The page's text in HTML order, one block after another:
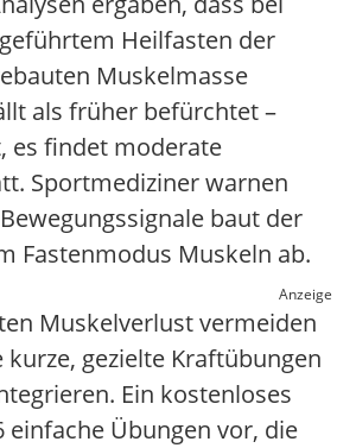
Heilfasten der
Muskelmasse
als früher befürchtet –
es findet moderate
Sportmediziner warnen
baut der
Fastenmodus Muskeln ab.
Anzeige
Muskelverlust vermeiden
gezielte Kraftübungen
Ein kostenloses
einfache Übungen vor, die